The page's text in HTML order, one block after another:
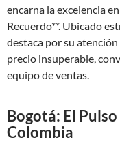
encarna la excelencia
Recuerdo**. Ubicado
destaca por su
precio insuperable,
equipo de ventas.
Bogotá: El
Colombia